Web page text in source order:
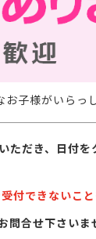
お子様がいら
ただき、日付
付できないこと
問合せ下さいま